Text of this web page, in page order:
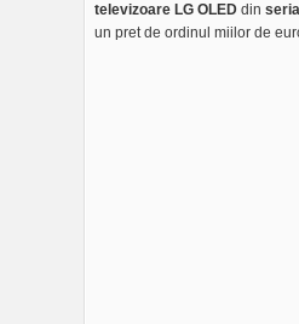
televizoare LG OLED din
un pret de ordinul miilor de